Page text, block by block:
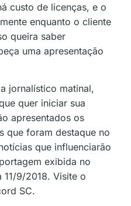
custo de licenças, e o
enquanto o cliente
queira saber
uma apresentação
jornalístico matinal,
quer iniciar sua
apresentados os
que foram destaque no
que influenciarão
exibida no
11/9/2018. Visite o
SC.